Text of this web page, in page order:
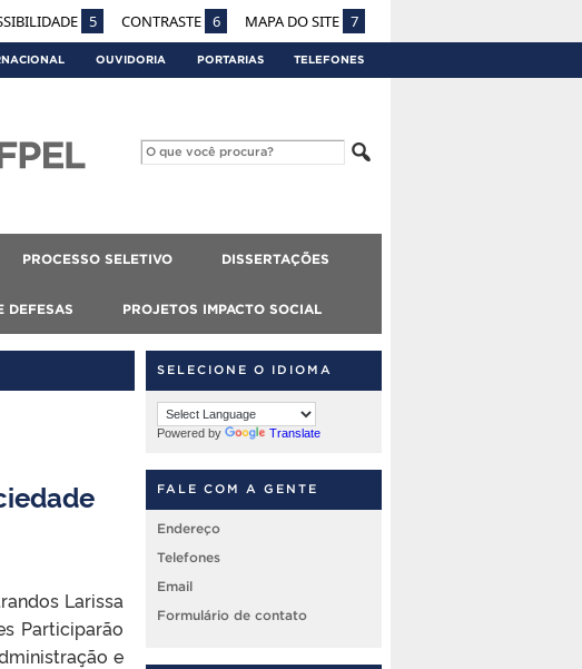
5 CONTRASTE 6 MAPA DO SITE 7
OUVIDORIA PORTARIAS TELEFONES
PROCESSO SELETIVO DISSERTAÇÕES
DEFESAS PROJETOS IMPACTO SOCIAL
Larissa
Participarão
e
SELECIONE O IDIOMA
Powered by Translate
FALE COM A GENTE
Endereço
Telefones
Email
Formulário de contato